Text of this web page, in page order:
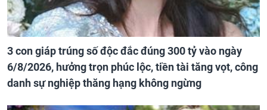
3 con giáp trúng số độc đắc đúng 300 tỷ vào ngày
6/8/2026, hưởng trọn phúc lộc, tiền tài tăng vọt, công
danh sự nghiệp thăng hạng không ngừng